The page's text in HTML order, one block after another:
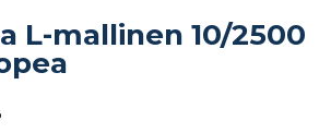
L-mallinen 10/2500